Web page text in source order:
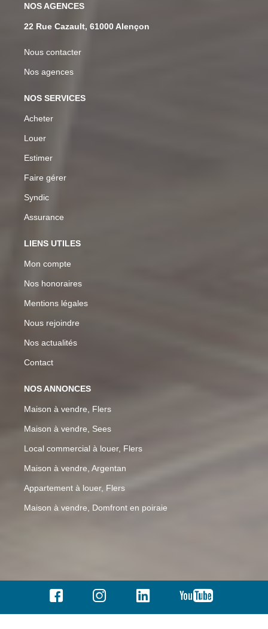
NOS AGENCES
22 Rue Cazault, 61000 Alençon
Nous contacter
Nos agences
NOS SERVICES
Acheter
Louer
Estimer
Faire gérer
Syndic
Assurance
LIENS UTILES
Mon compte
Nos honoraires
Mentions légales
Nous rejoindre
Nos actualités
Contact
NOS ANNONCES
Maison à vendre, Flers
Maison à vendre, Sees
Local commercial à louer, Flers
Maison à vendre, Argentan
Appartement à louer, Flers
Maison à vendre, Domfront en poiraie